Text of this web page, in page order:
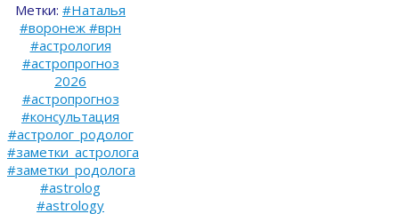
Метки: #Наталья
#воронеж #врн
#астрология
#астропрогноз
2026
#астропрогноз
#консультация
#астролог_родолог
#заметки_астролога
#заметки_родолога
#astrolog
#astrology